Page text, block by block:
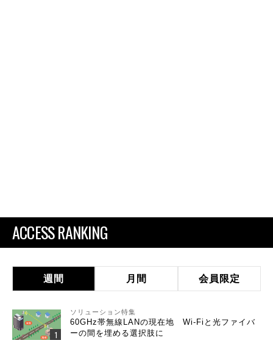
ACCESS RANKING
週間 月間 会員限定
ソリューション特集
60GHz帯無線LANの現在地 Wi-Fiと光ファイバ
ーの間を埋める選択肢に